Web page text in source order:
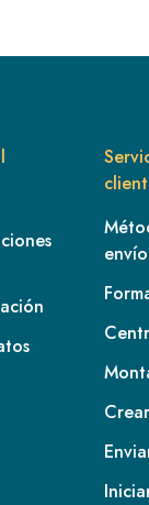
envío